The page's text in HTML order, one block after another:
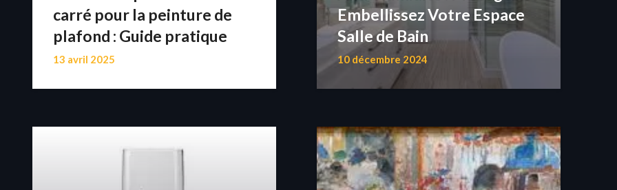
carré pour la peinture de
plafond : Guide pratique
13 avril 2025
Embellissez Votre Espace
Salle de Bain
10 décembre 2024